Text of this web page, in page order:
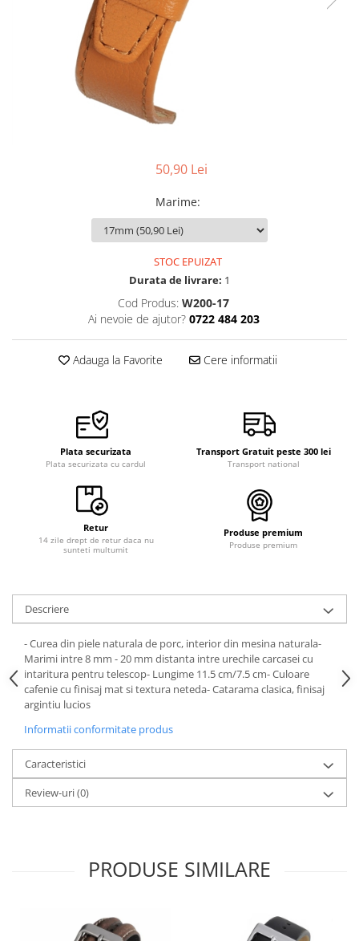
Ceasuri Daniel Klein
Ceasuri Lorus
Ceasuri Q&Q
Ceasuri Reflex
Scule de Mana
Turnare, Lipire, Finisare
Scule Speciale
Suporti de Lucru
Surubelnite fine
Truse / Kituri Ceasornicar
50,90 Lei
Marime:
STOC EPUIZAT
Durata de livrare: 1
Cod Produs: W200-17
Ai nevoie de ajutor? 0722 484 203
Adauga la Favorite Cere informatii
Plata securizata
Plata securizata cu cardul
Transport Gratuit peste 300 lei
Transport national
Retur
14 zile drept de retur daca nu
sunteti multumit
Produse premium
Produse premium
Descriere
- Curea din piele naturala de porc, interior din mesina naturala-
Marimi intre 8 mm - 20 mm distanta intre urechile carcasei cu
intaritura pentru telescop- Lungime 11.5 cm/7.5 cm- Culoare
cafenie cu finisaj mat si textura neteda- Catarama clasica, finisaj
argintiu lucios
Informatii conformitate produs
Caracteristici
Review-uri(0)
PRODUSE SIMILARE